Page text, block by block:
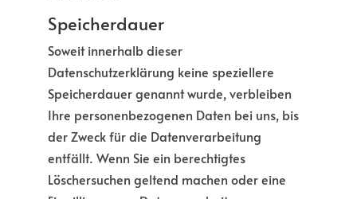
Speicherdauer
Soweit innerhalb dieser
Datenschutzerklärung keine speziellere
Speicherdauer genannt wurde, verbleiben
Ihre personenbezogenen Daten bei uns, bis
der Zweck für die Datenverarbeitung
entfällt. Wenn Sie ein berechtigtes
Löschersuchen geltend machen oder eine